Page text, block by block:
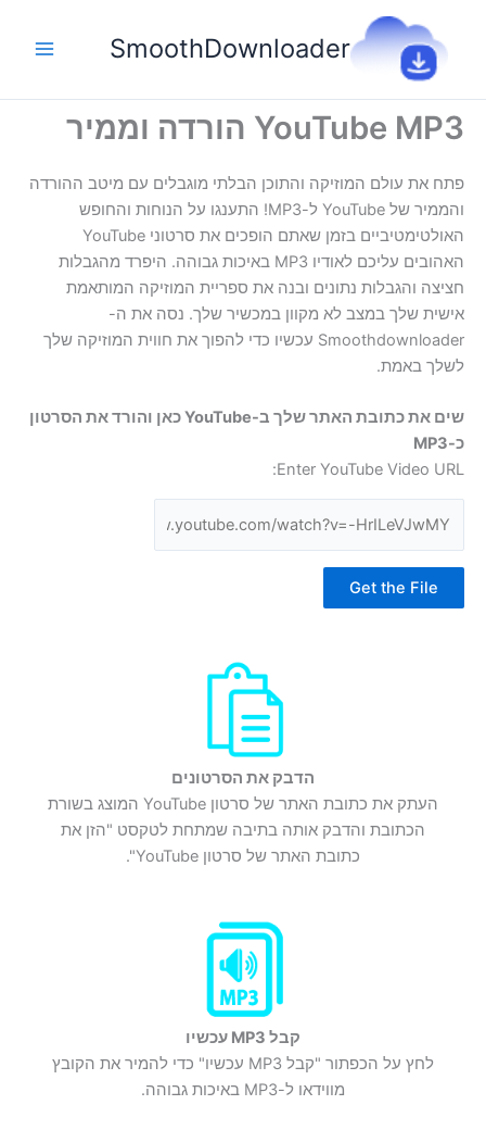
SmoothDownloader
YouTube MP3 הורדה וממיר
פתח את עולם המוזיקה והתוכן הבלתי מוגבלים עם מיטב ההורדה
והממיר של YouTube ל-MP3! התענגו על הנוחות והחופש
האולטימטיביים בזמן שאתם הופכים את סרטוני YouTube
האהובים עליכם לאודיו MP3 באיכות גבוהה. היפרד מהגבלות
חציצה והגבלות נתונים ובנה את ספריית המוזיקה המותאמת
אישית שלך במצב לא מקוון במכשיר שלך. נסה את ה-
Smoothdownloader עכשיו כדי להפוך את חווית המוזיקה שלך
לשלך באמת.
שים את כתובת האתר שלך ב-YouTube כאן והורד את הסרטון
כ-MP3
Enter YouTube Video URL:
Get the File
הדבק את הסרטונים
העתק את כתובת האתר של סרטון YouTube המוצג בשורת
הכתובת והדבק אותה בתיבה שמתחת לטקסט "הזן את
כתובת האתר של סרטון YouTube".
קבל MP3 עכשיו
לחץ על הכפתור "קבל MP3 עכשיו" כדי להמיר את הקובץ
מווידאו ל-MP3 באיכות גבוהה.